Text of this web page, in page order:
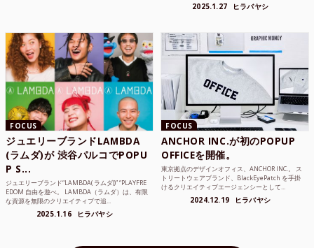
2025.1.27 ヒラバヤシ
FOCUS
ジュエリーブランドLAMBDA
(ラムダ)が 渋谷パルコでPOPU
P S...
ジュエリーブランド“LAMBDA( ラムダ))” “PLAYFRE
EDOM 自由を遊べ。 LAMBDA（ラムダ）は、有限
な資源を無限のクリエイティブで追...
2025.1.16 ヒラバヤシ
FOCUS
ANCHOR INC.が初のPOPUP
OFFICEを開催。
東京拠点のデザインオフィス、ANCHOR INC.。 ス
トリートウェアブランド、BlackEyePatch を手掛
けるクリエイティブエージェンシーとして...
2024.12.19 ヒラバヤシ